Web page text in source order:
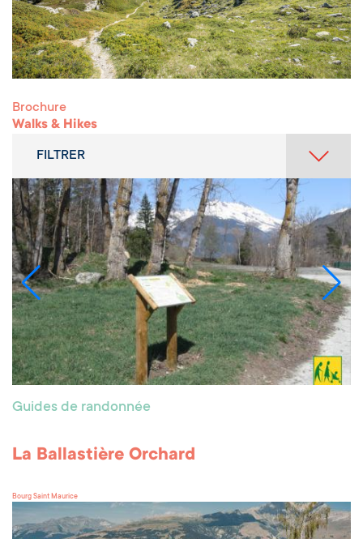
Brochure
Walks & Hikes
FILTRER
Guides de randonnée
La Ballastière Orchard
Bourg Saint Maurice